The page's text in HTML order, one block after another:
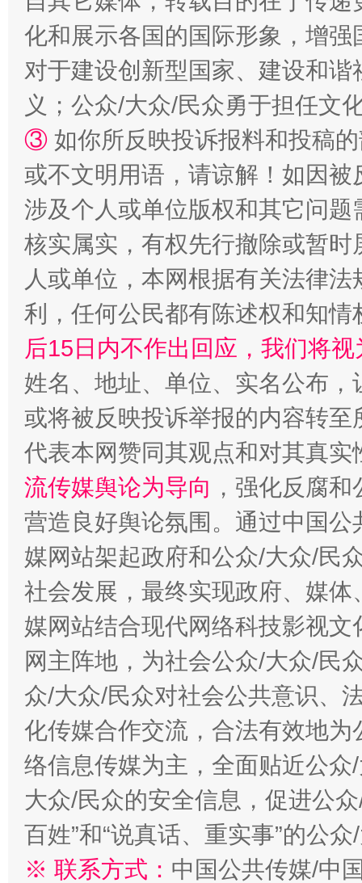
完善运行机制助力责任有效落实 一纸欠
东山县通报“牛蛙产品抗生素超标问题” 法
千年窑火 生生不息
揭开“小金库”的免责幌子
化和展示各国的国际形象，增
对于建设创新型国家、建设和
义；公众/大众/民众勇于担任文
③ 如你所反映投诉报料和投稿
或不文明用语，请谅解！如因
涉及个人或单位版权和其它问题
核实属实，有权先行撤除或暂
人或单位，本网根据有关法律
利，任何公民都有陈述权和知情
后15日内不作出回应，我们将
姓名、地址、单位、实名公布
或将被反映投诉举报的内容转
代表本网赞同其观点和对其真实
流传媒舆论为导向 ，强化反腐
营造良好舆论氛围。通过中国
媒网站架起政府和公众/大众/民
社会发展，最终实现政府、媒
媒网站结合现代网络科技影视
网主阵地，为社会公众/大众/民
众/大众/民众对社会公共意识、
化传媒合作交流，合法有效地
络信息传媒为主，全面贴近公
大众/民众的安全信息，促进公
百姓”和“说真话、重实事”的公
※ 联系方式： 中国公共传媒/中